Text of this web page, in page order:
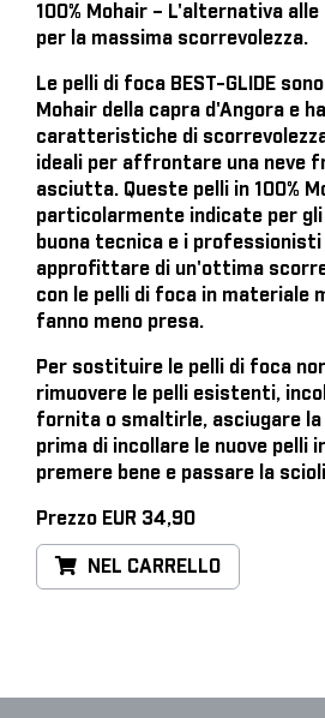
100% Mohair – L'alternativa
per la massima scorrevolezza.
Le pelli di foca BEST-GLIDE
Mohair della capra d'Angora e
caratteristiche di
ideali per affrontare una neve
asciutta. Queste pelli in 100%
particolarmente indicate per
buona tecnica e i professionisti
approfittare di un'ottima
con le pelli di foca in materiale
fanno meno presa.
Per sostituire le pelli di foca
rimuovere le pelli esistenti,
fornita o smaltirle, asciugare
prima di incollare le nuove pelli
premere bene e passare la
Prezzo EUR 34,90
NEL CARRELLO